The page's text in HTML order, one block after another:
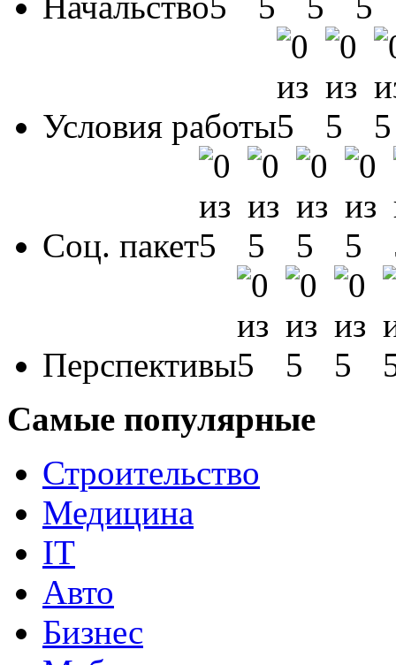
Условия работы
Соц. пакет
Перспективы
Самые популярные
Строительство
Медицина
IT
Авто
Бизнес